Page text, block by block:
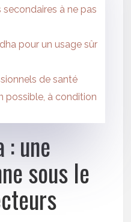
à ne pas
pour un usage sûr
de santé
possible, à condition
: une
sous le